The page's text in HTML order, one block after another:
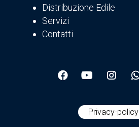
Distribuzione Edile
Servizi
Contatti
Privacy-policy